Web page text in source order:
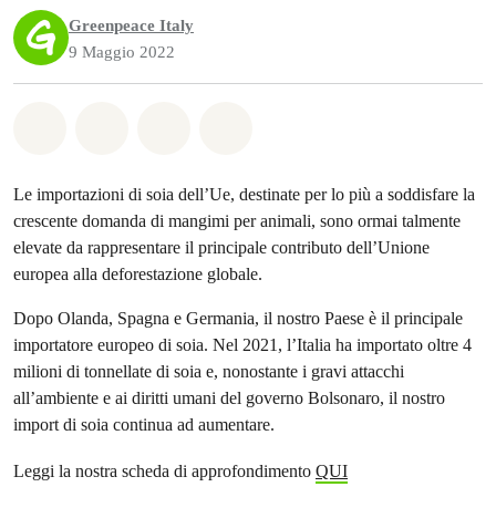
Greenpeace Italy
9 Maggio 2022
Le importazioni di soia dell’Ue, destinate per lo più a soddisfare la
crescente domanda di mangimi per animali, sono ormai talmente
elevate da rappresentare il principale contributo dell’Unione
europea alla deforestazione globale.
Dopo Olanda, Spagna e Germania, il nostro Paese è il principale
importatore europeo di soia. Nel 2021, l’Italia ha importato oltre 4
milioni di tonnellate di soia e, nonostante i gravi attacchi
all’ambiente e ai diritti umani del governo Bolsonaro, il nostro
import di soia continua ad aumentare.
Leggi la nostra scheda di approfondimento QUI